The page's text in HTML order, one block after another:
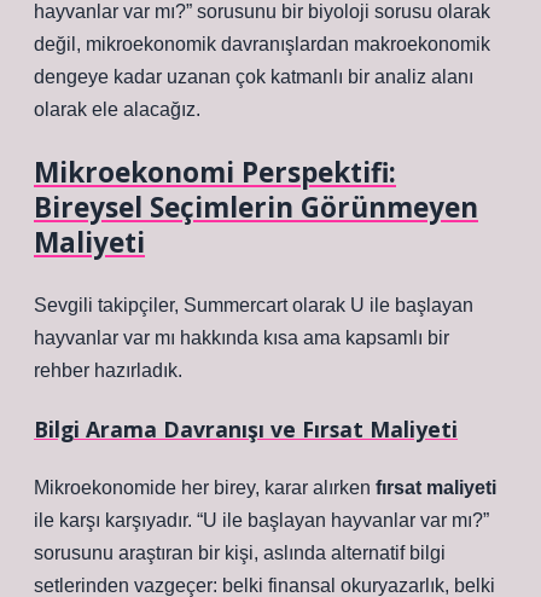
hayvanlar var mı?” sorusunu bir biyoloji sorusu olarak
değil, mikroekonomik davranışlardan makroekonomik
dengeye kadar uzanan çok katmanlı bir analiz alanı
olarak ele alacağız.
Mikroekonomi Perspektifi:
Bireysel Seçimlerin Görünmeyen
Maliyeti
Sevgili takipçiler, Summercart olarak U ile başlayan
hayvanlar var mı hakkında kısa ama kapsamlı bir
rehber hazırladık.
Bilgi Arama Davranışı ve Fırsat Maliyeti
Mikroekonomide her birey, karar alırken fırsat maliyeti
ile karşı karşıyadır. “U ile başlayan hayvanlar var mı?”
sorusunu araştıran bir kişi, aslında alternatif bilgi
setlerinden vazgeçer: belki finansal okuryazarlık, belki